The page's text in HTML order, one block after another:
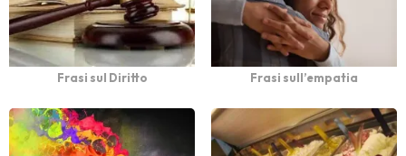
Frasi sul Diritto Frasi sull’empatia